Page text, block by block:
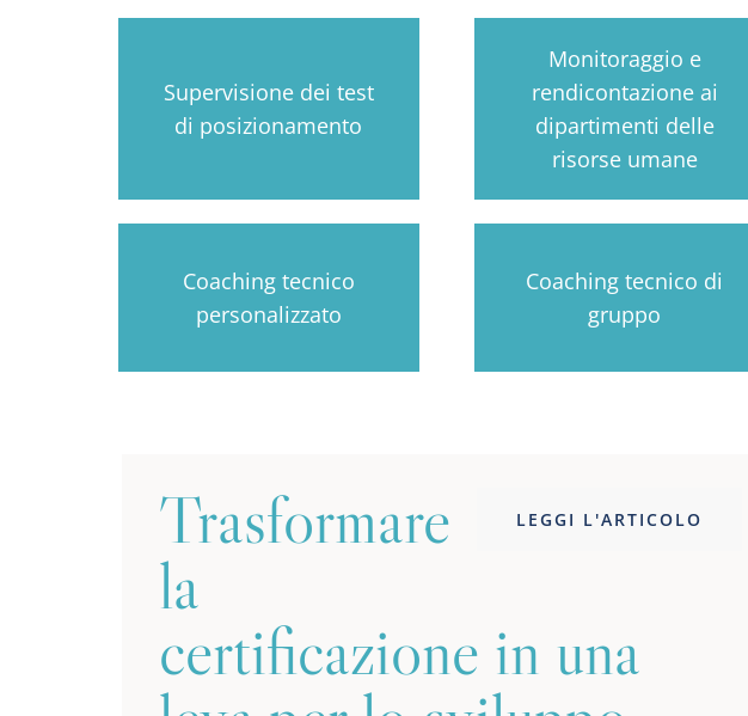
Supervisione dei test
di posizionamento
Monitoraggio e
rendicontazione ai
dipartimenti delle
risorse umane
Coaching tecnico
personalizzato
Coaching tecnico di
gruppo
LEGGI L'ARTICOLO
Trasformare
la
certificazione in una